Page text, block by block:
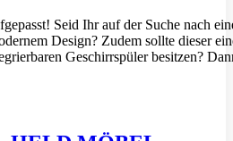
Seid Ihr auf der Suche nach
Design? Zudem sollte dieser
Geschirrspüler besitzen?